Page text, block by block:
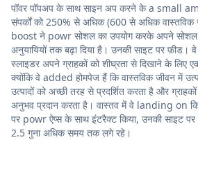
पॉवर पॉपअप के साथ साइन अप करने के a small
संपर्कों को 250% से अधिक (600 से अधिक
boost ने powr सोशल का उपयोग करके अपने सोशल
अनुयायियों तक बढ़ा दिया है। उनकी साइट पर
स्लाइडर अपने ग्राहकों को शीघ्रता से दिखाने के लिए
क्योंकि वे added होमपेज हैं कि वास्तविक जीवन में
उत्पादों को अच्छी तरह से प्रदर्शित करता है और
अनुभव प्रदान करता है। वास्तव में वे landing on कि
पर powr ऐप्स के साथ इंटरैक्ट किया, उनकी साइट पर
2.5 गुना अधिक समय तक लगे रहे।